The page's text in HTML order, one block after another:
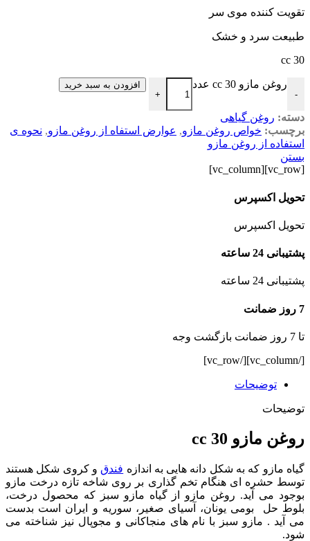
تقویت کننده موی سر
طبیعت سرد و خشک
30 cc
-
روغن مازو 30 cc عدد
+
افزودن به سبد خرید
دسته: روغن گیاهی
برچسب: خواص روغن مازو, عوارض استفاه از روغن مازو, نحوه ی
استفاده از روغن مازو
بستن
[vc_row][vc_column]
تحویل اکسپرس
تحویل اکسپرس
پشتیبانی 24 ساعته
پشتیبانی 24 ساعته
7 روز ضمانت
تا 7 روز ضمانت بازگشت وجه
[/vc_column][/vc_row]
توضیحات
توضیحات
روغن مازو 30 cc
گیاه مازو که به شکل دانه هایی به اندازه فندق و کروی شکل هستند
توسط حشره ای هنگام تخم گذاری بر روی شاخه تازه درخت مازو
بوجود می آید. روغن مازو از گیاه مازو سبز که محصول درخت،
بلوط حل بومی یونان، آسیای صغیر، سوریه و ایران است بدست
می آید . مازو سبز با نام های منجاکانی و مجوپال نیز شناخته می
شود.